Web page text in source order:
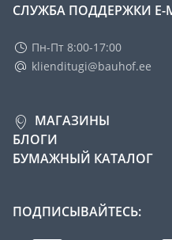
СЛУЖБА ПОДДЕРЖКИ
Пн-Пт 8:00-17:00
klienditugi@bauhof.ee
МАГАЗИНЫ
БЛОГИ
БУМАЖНЫЙ КАТАЛОГ
ПОДПИСЫВАЙТЕСЬ: